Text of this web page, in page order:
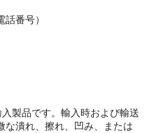
番号）
製品です。輸入時および輸送
な潰れ、擦れ、凹み、または